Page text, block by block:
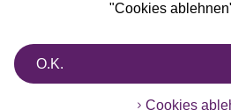
"Cookies
O.K.
Cookies